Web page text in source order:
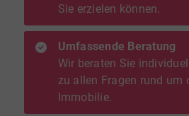
Sie erzielen können.
Umfassende Beratung
Wir beraten Sie
zu allen Fragen rund um
Immobilie.